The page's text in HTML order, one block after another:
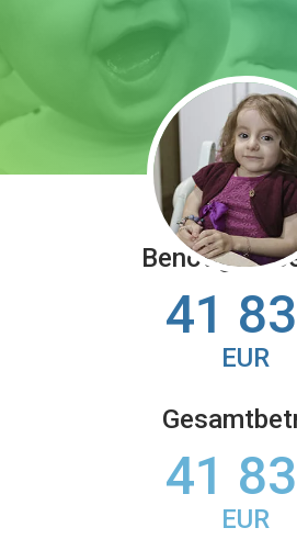
Benötigter
41
EUR
41
EUR